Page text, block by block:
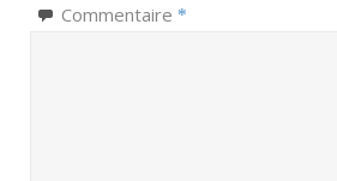
Commentaire *